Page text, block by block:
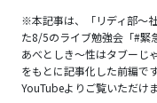
※本記事は、「リディ部〜
た8/5のライブ勉強会「#緊
あべとしき〜性はタブーじ
をもとに記事化した前編で
YouTubeよりご覧いただけま